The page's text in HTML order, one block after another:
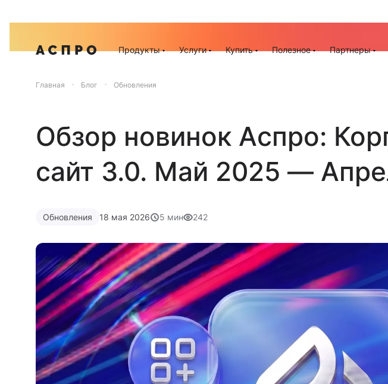
Продукты Услуги Купить Полезное Партнеры
Главная Блог Обновления
Обзор новинок Аспро:
сайт 3.0. Май 2025 —
Обновления 18 мая 2026 5 мин 242